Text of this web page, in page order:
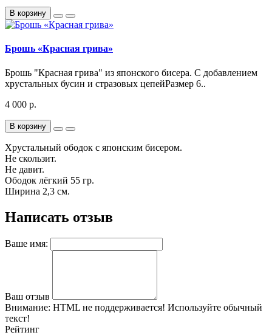
В корзину
Брошь «Красная грива»
Брошь "Красная грива" из японского бисера. С добавлением
хрустальных бусин и стразовых цепейРазмер 6..
4 000 р.
В корзину
Хрустальный ободок с японским бисером.
Не скользит.
Не давит.
Ободок лёгкий 55 гр.
Ширина 2,3 см.
Написать отзыв
Ваше имя:
Ваш отзыв
Внимание: HTML не поддерживается! Используйте обычный
текст!
Рейтинг